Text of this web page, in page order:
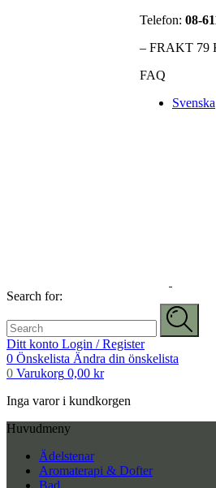
Telefon: 08-
– FRAKT 79
FAQ
Svenska
Search for:
Ditt konto Login / Register
0 Önskelista Ändra din önskelista
0 Varukorg 0,00 kr
Inga varor i kundkorgen
Huvudmeny
Ädelstenar
Aromaterapi & Dofter
Bad